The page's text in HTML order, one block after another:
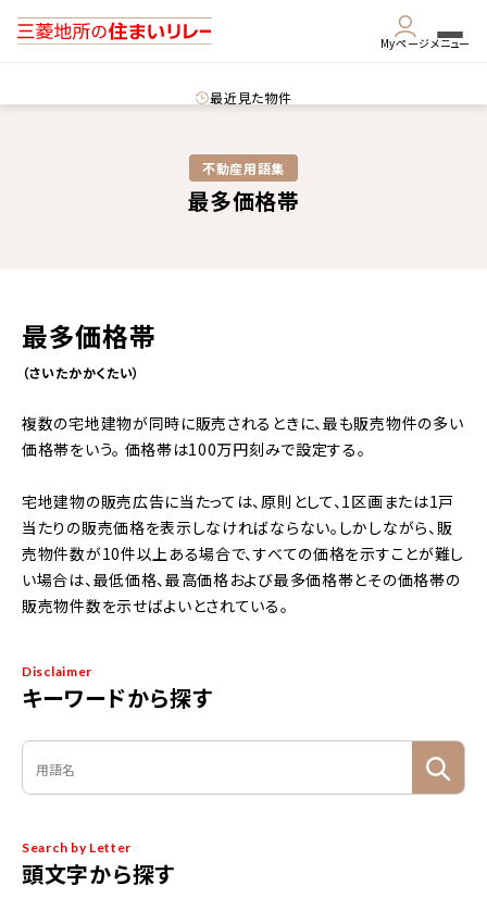
Myページメニュー
最近見た物件
不動産用語集​
最多価格帯
Disclaimer
キーワードから探す
Search by Letter
頭文字から探す
最多価格帯
（さいたかかくたい）
複数の宅地建物が同時に販売されるときに、最も販売物件の多い
価格帯をいう。 価格帯は100万円刻みで設定する。
宅地建物の販売広告に当たっては、原則として、1区画または1戸
当たりの販売価格を表示しなければならない。しかしながら、販
売物件数が10件以上ある場合で、すべての価格を示すことが難し
い場合は、最低価格、最高価格および最多価格帯とその価格帯の
販売物件数を示せばよいとされている。